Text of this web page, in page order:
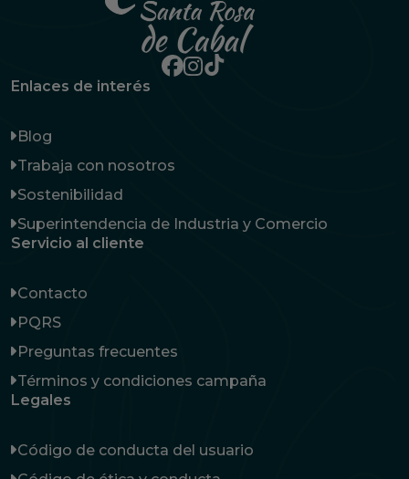
Enlaces de interés
Blog
Trabaja con nosotros
Sostenibilidad
Superintendencia de Industria y Comercio
Servicio al cliente
Contacto
PQRS
Preguntas frecuentes
Términos y condiciones campaña
Legales
Código de conducta del usuario